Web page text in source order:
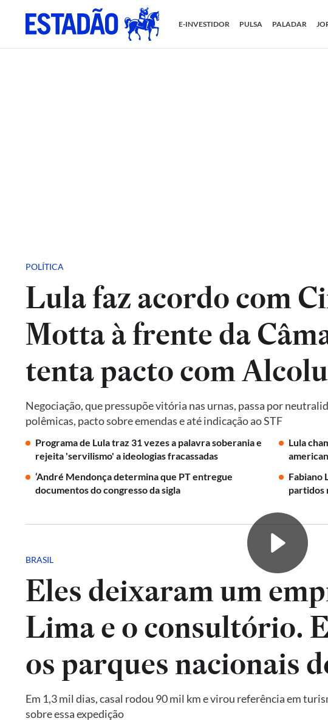
E-INVESTIDOR PULSA PALADAR
POLÍTICA
Lula faz acordo com
Motta à frente da
tenta pacto com
Negociação, que pressupõe vitória nas urnas, passa por
polêmicas, pacto sobre emendas e até indicação ao STF
Programa de Lula traz 31 vezes a palavra soberania e
rejeita 'servilismo' a ideologias fracassadas
Lula
‘André Mendonça determina que PT entregue
documentos do congresso da sigla
Fabiano
partidos
BRASIL
Eles deixaram um
Lima e o consultório.
os parques nacionais
Em 1,3 mil dias, casal rodou 90 mil km e virou referência em
sobre essa expedição